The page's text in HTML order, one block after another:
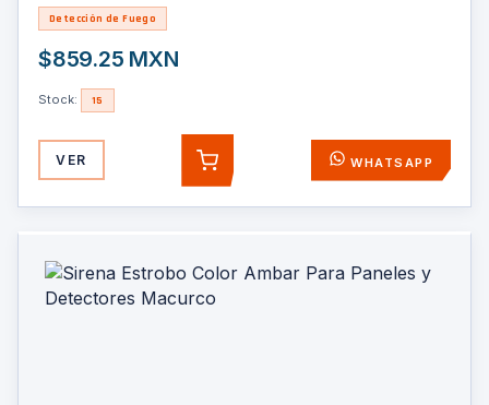
Detección de Fuego
$859.25 MXN
Stock: 15
VER AGREGAR WHATSAPP